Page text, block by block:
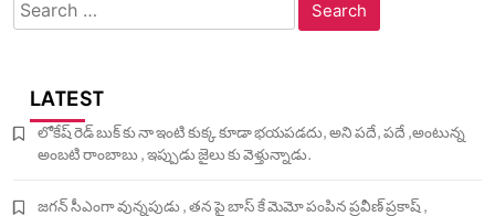
for:
LATEST
లోకేష్ రెడ్ బుక్ కు నా ఇంటి కుక్క కూడా భయపడదు, అని పదే, పదే ,అంటున్న
అంబటి రాంబాబు , ఇప్పుడు జైలు కు వెళ్తున్నాడు.
జగన్ సీఎంగా వున్నపుడు , తన పై బాస్ కే మెమో పంపిన ప్రవీణ్ ప్రకాష్ ,